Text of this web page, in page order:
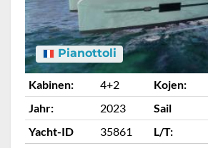
Pianottoli
Kabinen: 4+2 Kojen:
Jahr:
2023 Sail
Yacht-ID
35861 L/T: